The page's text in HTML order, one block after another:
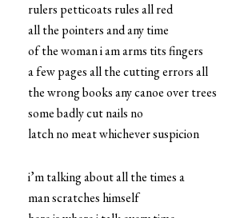
rulers petticoats rules all red
all the pointers and any time
of the woman i am arms tits fingers
a few pages all the cutting errors all
the wrong books any canoe over trees
some badly cut nails no
latch no meat whichever suspicion
i’m talking about all the times a
man scratches himself